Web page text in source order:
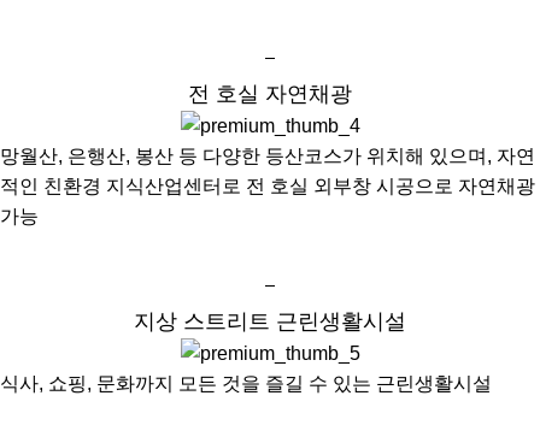
전 호실 자연채광
망월산, 은행산, 봉산 등 다양한 등산코스가 위치해 있으며, 자연
적인 친환경 지식산업센터로 전 호실 외부창 시공으로 자연채광
가능
지상 스트리트 근린생활시설
식사, 쇼핑, 문화까지 모든 것을 즐길 수 있는 근린생활시설